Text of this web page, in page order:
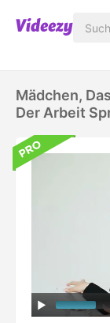
Mädchen,
Der Arbeit